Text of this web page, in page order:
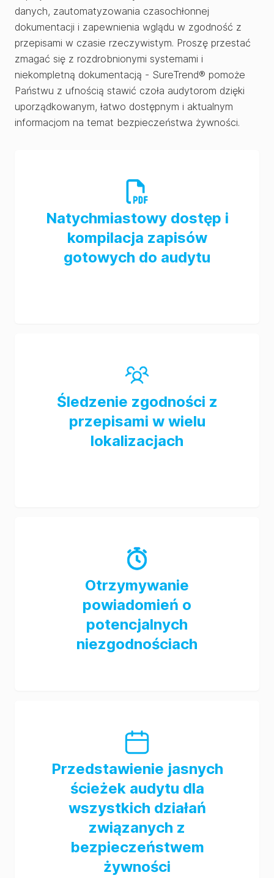
danych, zautomatyzowania czasochłonnej
dokumentacji i zapewnienia wglądu w zgodność z
przepisami w czasie rzeczywistym. Proszę przestać
zmagać się z rozdrobnionymi systemami i
niekompletną dokumentacją - SureTrend® pomoże
Państwu z ufnością stawić czoła audytorom dzięki
uporządkowanym, łatwo dostępnym i aktualnym
informacjom na temat bezpieczeństwa żywności.
Natychmiastowy dostęp i
kompilacja zapisów
gotowych do audytu
Śledzenie zgodności z
przepisami w wielu
lokalizacjach
Otrzymywanie
powiadomień o
potencjalnych
niezgodnościach
Przedstawienie jasnych
ścieżek audytu dla
wszystkich działań
związanych z
bezpieczeństwem
żywności